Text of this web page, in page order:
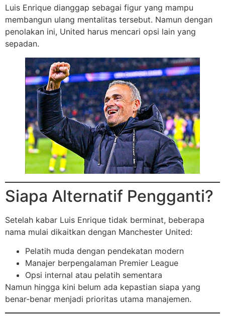
Luis Enrique dianggap sebagai figur yang mampu
membangun ulang mentalitas tersebut. Namun dengan
penolakan ini, United harus mencari opsi lain yang
sepadan.
Siapa Alternatif Pengganti?
Setelah kabar Luis Enrique tidak berminat, beberapa
nama mulai dikaitkan dengan Manchester United:
Pelatih muda dengan pendekatan modern
Manajer berpengalaman Premier League
Opsi internal atau pelatih sementara
Namun hingga kini belum ada kepastian siapa yang
benar-benar menjadi prioritas utama manajemen.